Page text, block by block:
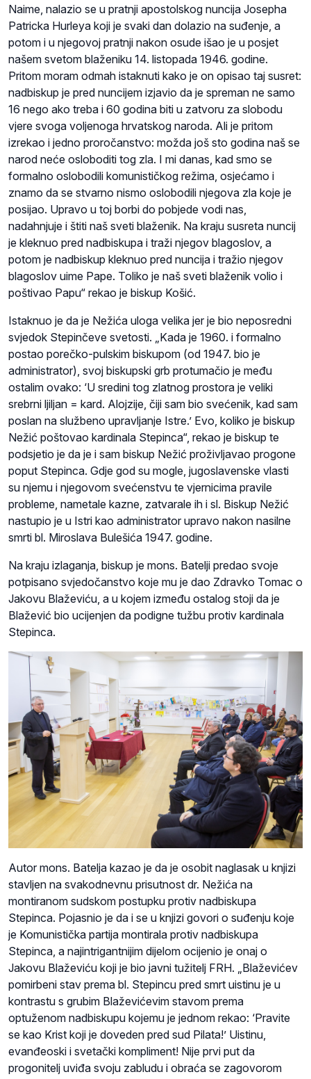
Naime, nalazio se u pratnji apostolskog nuncija Josepha
Patricka Hurleya koji je svaki dan dolazio na suđenje, a
potom i u njegovoj pratnji nakon osude išao je u posjet
našem svetom blaženiku 14. listopada 1946. godine.
Pritom moram odmah istaknuti kako je on opisao taj susret:
nadbiskup je pred nuncijem izjavio da je spreman ne samo
16 nego ako treba i 60 godina biti u zatvoru za slobodu
vjere svoga voljenoga hrvatskog naroda. Ali je pritom
izrekao i jedno proročanstvo: možda još sto godina naš se
narod neće osloboditi tog zla. I mi danas, kad smo se
formalno oslobodili komunističkog režima, osjećamo i
znamo da se stvarno nismo oslobodili njegova zla koje je
posijao. Upravo u toj borbi do pobjede vodi nas,
nadahnjuje i štiti naš sveti blaženik. Na kraju susreta nuncij
je kleknuo pred nadbiskupa i traži njegov blagoslov, a
potom je nadbiskup kleknuo pred nuncija i tražio njegov
blagoslov uime Pape. Toliko je naš sveti blaženik volio i
poštivao Papu“ rekao je biskup Košić.
Istaknuo je da je Nežića uloga velika jer je bio neposredni
svjedok Stepinčeve svetosti. „Kada je 1960. i formalno
postao porečko-pulskim biskupom (od 1947. bio je
administrator), svoj biskupski grb protumačio je među
ostalim ovako: ‘U sredini tog zlatnog prostora je veliki
srebrni ljiljan = kard. Alojzije, čiji sam bio svećenik, kad sam
poslan na službeno upravljanje Istre.’ Evo, koliko je biskup
Nežić poštovao kardinala Stepinca“, rekao je biskup te
podsjetio je da je i sam biskup Nežić proživljavao progone
poput Stepinca. Gdje god su mogle, jugoslavenske vlasti
su njemu i njegovom svećenstvu te vjernicima pravile
probleme, nametale kazne, zatvarale ih i sl. Biskup Nežić
nastupio je u Istri kao administrator upravo nakon nasilne
smrti bl. Miroslava Bulešića 1947. godine.
Na kraju izlaganja, biskup je mons. Batelji predao svoje
potpisano svjedočanstvo koje mu je dao Zdravko Tomac o
Jakovu Blaževiću, a u kojem između ostalog stoji da je
Blažević bio ucijenjen da podigne tužbu protiv kardinala
Stepinca.
Autor mons. Batelja kazao je da je osobit naglasak u knjizi
stavljen na svakodnevnu prisutnost dr. Nežića na
montiranom sudskom postupku protiv nadbiskupa
Stepinca. Pojasnio je da i se u knjizi govori o suđenju koje
je Komunistička partija montirala protiv nadbiskupa
Stepinca, a najintrigantnijim dijelom ocijenio je onaj o
Jakovu Blaževiću koji je bio javni tužitelj FRH. „Blaževićev
pomirbeni stav prema bl. Stepincu pred smrt uistinu je u
kontrastu s grubim Blaževićevim stavom prema
optuženom nadbiskupu kojemu je jednom rekao: ‘Pravite
se kao Krist koji je doveden pred sud Pilata!’ Uistinu,
evanđeoski i svetački kompliment! Nije prvi put da
progonitelj uviđa svoju zabludu i obraća se zagovorom